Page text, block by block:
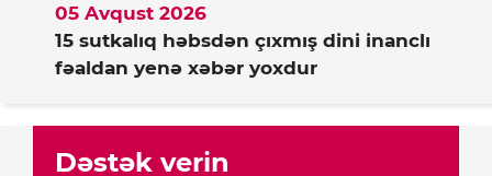
15 sutkalıq həbsdən çıxmış dini inanclı
fəaldan yenə xəbər yoxdur
05 Avqust 2026
Dəstək verin